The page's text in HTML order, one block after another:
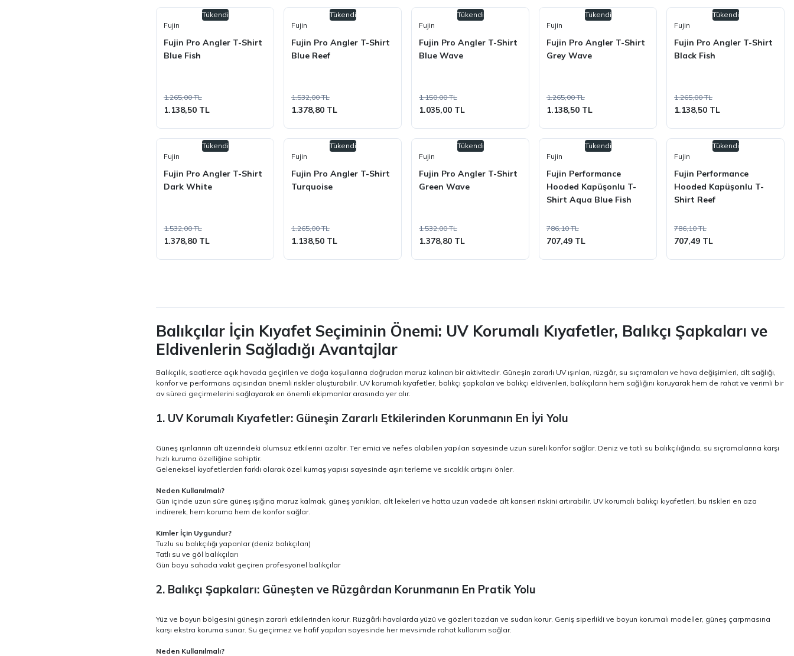
Tükendi
Fujin
Fujin Pro Angler T-Shirt
Blue Fish
1.265,00 TL
1.138,50 TL
Tükendi
Fujin
Fujin Pro Angler T-Shirt
Blue Reef
1.532,00 TL
1.378,80 TL
Tükendi
Fujin
Fujin Pro Angler T-Shirt
Blue Wave
1.150,00 TL
1.035,00 TL
Tükendi
Fujin
Fujin Pro Angler T-Shirt
Grey Wave
1.265,00 TL
1.138,50 TL
Tükendi
Fujin
Fujin Pro Angler T-Shirt
Black Fish
1.265,00 TL
1.138,50 TL
Tükendi
Fujin
Fujin Pro Angler T-Shirt
Dark White
1.532,00 TL
1.378,80 TL
Tükendi
Fujin
Fujin Pro Angler T-Shirt
Turquoise
1.265,00 TL
1.138,50 TL
Tükendi
Fujin
Fujin Pro Angler T-Shirt
Green Wave
1.532,00 TL
1.378,80 TL
Tükendi
Fujin
Fujin Performance
Hooded Kapüşonlu T-
Shirt Aqua Blue Fish
786,10 TL
707,49 TL
Tükendi
Fujin
Fujin Performance
Hooded Kapüşonlu T-
Shirt Reef
786,10 TL
707,49 TL
Balıkçılar İçin Kıyafet Seçiminin Önemi: UV Korumalı Kıyafetler, Balıkçı Şapkaları ve
Eldivenlerin Sağladığı Avantajlar
Balıkçılık, saatlerce açık havada geçirilen ve doğa koşullarına doğrudan maruz kalınan bir aktivitedir. Güneşin zararlı UV ışınları, rüzgâr, su sıçramaları ve hava değişimleri, cilt sağlığı,
konfor ve performans açısından önemli riskler oluşturabilir. UV korumalı kıyafetler, balıkçı şapkaları ve balıkçı eldivenleri, balıkçıların hem sağlığını koruyarak hem de rahat ve verimli bir
av süreci geçirmelerini sağlayarak en önemli ekipmanlar arasında yer alır.
1. UV Korumalı Kıyafetler: Güneşin Zararlı Etkilerinden Korunmanın En İyi Yolu
Güneş ışınlarının cilt üzerindeki olumsuz etkilerini azaltır. Ter emici ve nefes alabilen yapıları sayesinde uzun süreli konfor sağlar. Deniz ve tatlı su balıkçılığında, su sıçramalarına karşı
hızlı kuruma özelliğine sahiptir.
Geleneksel kıyafetlerden farklı olarak özel kumaş yapısı sayesinde aşırı terleme ve sıcaklık artışını önler.
Neden Kullanılmalı?
Gün içinde uzun süre güneş ışığına maruz kalmak, güneş yanıkları, cilt lekeleri ve hatta uzun vadede cilt kanseri riskini artırabilir. UV korumalı balıkçı kıyafetleri, bu riskleri en aza
indirerek, hem koruma hem de konfor sağlar.
Kimler İçin Uygundur?
Tuzlu su balıkçılığı yapanlar (deniz balıkçıları)
Tatlı su ve göl balıkçıları
Gün boyu sahada vakit geçiren profesyonel balıkçılar
2. Balıkçı Şapkaları: Güneşten ve Rüzgârdan Korunmanın En Pratik Yolu
Yüz ve boyun bölgesini güneşin zararlı etkilerinden korur. Rüzgârlı havalarda yüzü ve gözleri tozdan ve sudan korur. Geniş siperlikli ve boyun korumalı modeller, güneş çarpmasına
karşı ekstra koruma sunar. Su geçirmez ve hafif yapıları sayesinde her mevsimde rahat kullanım sağlar.
Neden Kullanılmalı?